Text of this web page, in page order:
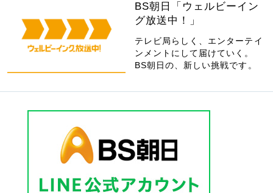
BS朝日「ウェルビーイン
グ放送中！」
テレビ局らしく、エンターテイ
ンメントにして届けていく。
BS朝日の、新しい挑戦です。